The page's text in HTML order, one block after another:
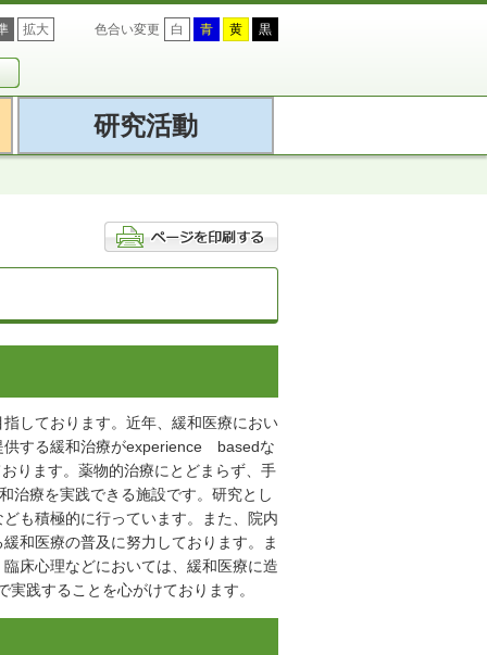
拡大 色合い変更 白 青 黄 黒
研究活動
しております。近年、緩和医療におい
供する緩和治療がexperience basedな
ります。薬物的治療にとどまらず、手
治療を実践できる施設です。研究とし
も積極的に行っています。また、院内
和医療の普及に努力しております。ま
床心理などにおいては、緩和医療に造
践することを心がけております。